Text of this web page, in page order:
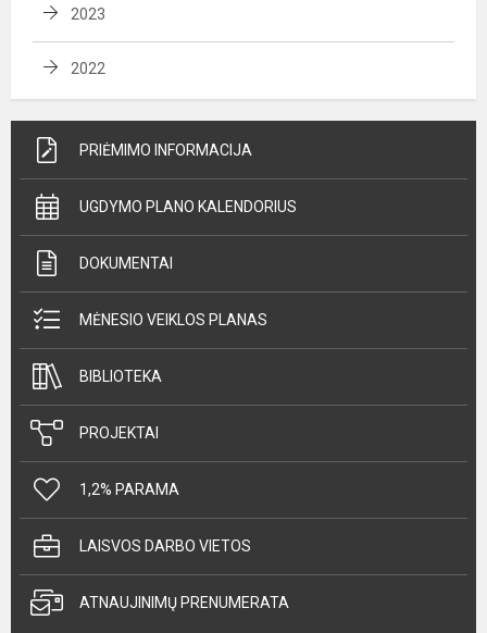
2023
2022
PRIĖMIMO INFORMACIJA
UGDYMO PLANO KALENDORIUS
DOKUMENTAI
MĖNESIO VEIKLOS PLANAS
BIBLIOTEKA
PROJEKTAI
1,2% PARAMA
LAISVOS DARBO VIETOS
ATNAUJINIMŲ PRENUMERATA